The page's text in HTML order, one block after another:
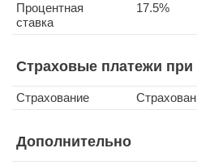
Процентная
ставка
17.5%
Страховые платежи
Страхование
Дополнительно